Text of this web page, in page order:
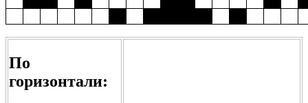
По
горизонтали: